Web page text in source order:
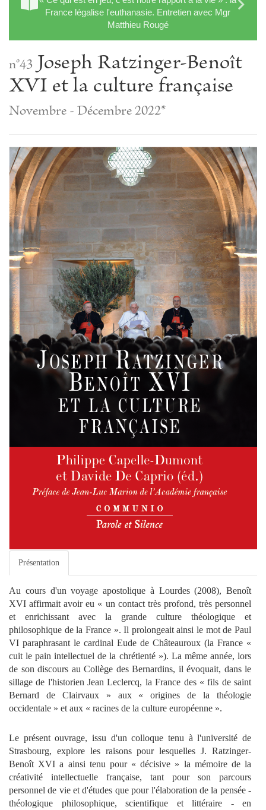
France légalise l'euthanasie. Entretien avec Mgr
Matthieu Rougé
n°43 Joseph Ratzinger-Benoît
XVI et la culture française
Novembre - Décembre 2022*
Présentation
Au cours d'un voyage apostolique à Lourdes (2008), Benoît
XVI affirmait avoir eu « un contact très profond, très personnel
et enrichissant avec la grande culture théologique et
philosophique de la France ». Il prolongeait ainsi le mot de Paul
VI paraphrasant le cardinal Eude de Châteauroux (la France «
cuit le pain intellectuel de la chrétienté »). La même année, lors
de son discours au Collège des Bernardins, il évoquait, dans le
sillage de l'historien Jean Leclercq, la France des « fils de saint
Bernard de Clairvaux » aux « origines de la théologie
occidentale » et aux « racines de la culture européenne ».
Le présent ouvrage, issu d'un colloque tenu à l'université de
Strasbourg, explore les raisons pour lesquelles J. Ratzinger-
Benoît XVI a ainsi tenu pour « décisive » la mémoire de la
créativité intellectuelle française, tant pour son parcours
personnel de vie et d'études que pour l'élaboration de la pensée -
théologique philosophique, scientifique et littéraire - en